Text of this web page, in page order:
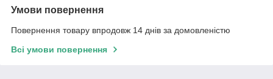
Умови повернення
Повернення товару впродовж 14 днів за домовленістю
Всі умови повернення